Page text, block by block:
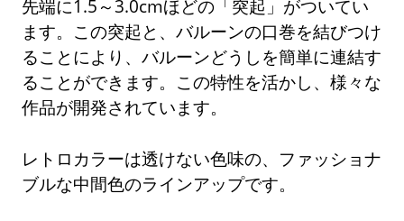
先端に1.5～3.0cmほどの「突起」がついてい
ます。この突起と、バルーンの口巻を結びつけ
ることにより、バルーンどうしを簡単に連結す
ることができます。この特性を活かし、様々な
作品が開発されています。
レトロカラーは透けない色味の、ファッショナ
ブルな中間色のラインアップです。